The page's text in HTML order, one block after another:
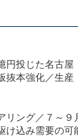
円投じた名古
抜本強化／生産
リング／７～
け込み需要の